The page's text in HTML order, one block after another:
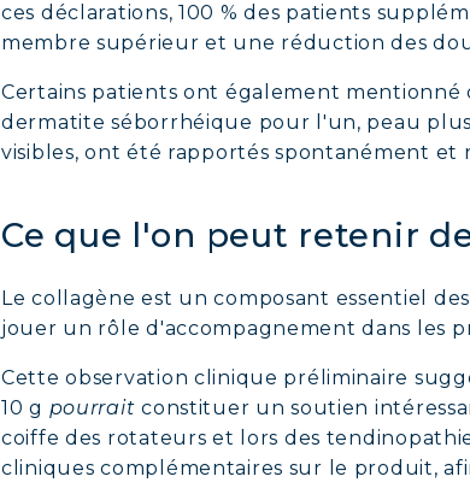
ces déclarations, 100 % des patients
membre supérieur et une réduction des
Certains patients ont également
dermatite séborrhéique pour l'un, peau
visibles, ont été rapportés spontanément et
Ce que l'on peut retenir
Le collagène est un composant essentiel
jouer un rôle d'accompagnement dans les
Cette observation clinique préliminaire
10 g pourrait constituer un soutien
coiffe des rotateurs et lors des
cliniques complémentaires sur le produit,